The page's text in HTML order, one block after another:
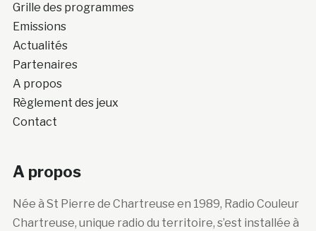
Grille des programmes
Emissions
Actualités
Partenaires
A propos
Règlement des jeux
Contact
A propos
Née à St Pierre de Chartreuse en 1989, Radio Couleur
Chartreuse, unique radio du territoire, s’est installée à